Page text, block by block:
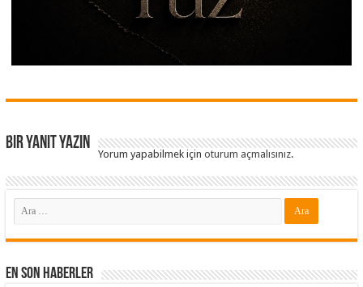
Bir yanıt yazın
Yorum yapabilmek içinoturum açmalısınız.
En Son Haberler